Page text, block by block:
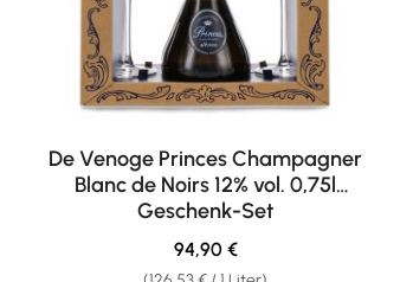
De Venoge Princes Champagner
Blanc de Noirs 12% vol. 0,75l
Geschenk-Set
Regulärer Preis:
94,90 €